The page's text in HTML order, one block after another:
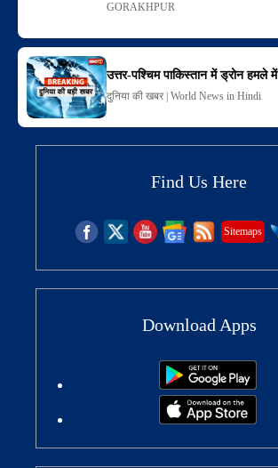
GORAKHPUR
उत्तर-पश्चिम पाकिस्तान में ड्रोन हमले
दुनिया की खबर | World News in Hindi
Find Us Here
Sitemaps
Download Apps